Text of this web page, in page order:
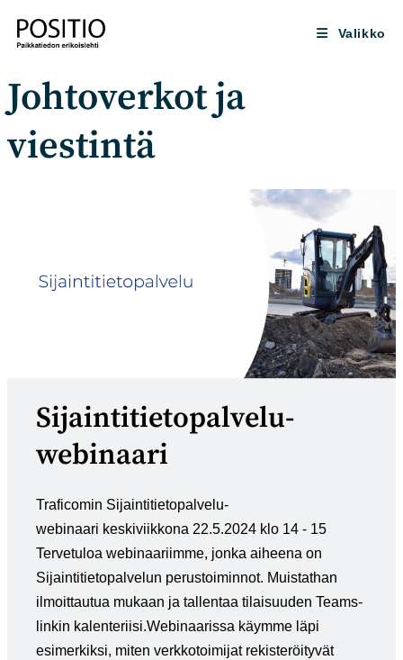
suoraan
sisältöön
Valikko
Johtoverkot ja
viestintä
Sijaintitietopalvelu-
webinaari
Traficomin Sijaintitietopalvelu-
webinaari keskiviikkona 22.5.2024 klo 14 - 15
Tervetuloa webinaariimme, jonka aiheena on
Sijaintitietopalvelun perustoiminnot. Muistathan
ilmoittautua mukaan ja tallentaa tilaisuuden Teams-
linkin kalenteriisi.Webinaarissa käymme läpi
esimerkiksi, miten verkkotoimijat rekisteröityvät